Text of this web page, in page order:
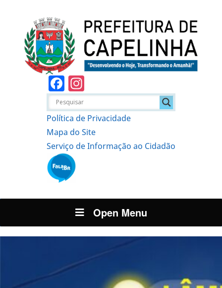
Facebook
Política de Privacidade
Mapa do Site
Serviço de Informação ao Cidadão
Open Menu